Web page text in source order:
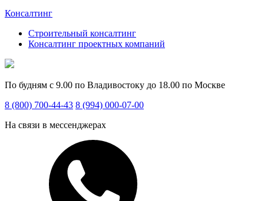
Консалтинг
Строительный консалтинг
Консалтинг проектных компаний
По будням с 9.00 по Владивостоку до 18.00 по Москве
8 (800) 700-44-43 8 (994) 000-07-00
На связи в мессенджерах